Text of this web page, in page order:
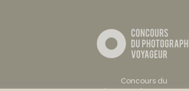
Concours du